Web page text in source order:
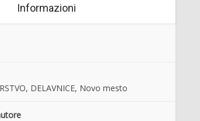
Informazioni
DELAVNICE, Novo mesto